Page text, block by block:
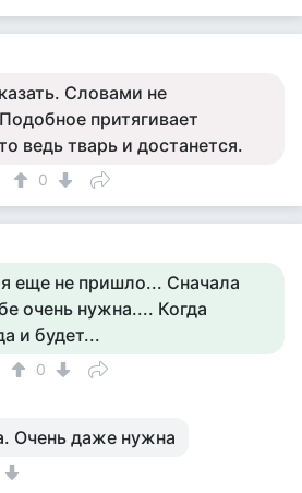
Словами не
притягивает
ведь тварь и достанется.
0
еще не пришло... Сначала
очень нужна.... Когда
и будет...
0
Очень даже нужна